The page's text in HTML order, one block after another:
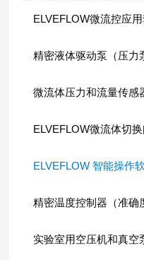
ELVEFLOW微流控应
精密液体驱动泵（压力
微流体压力和流量传感
ELVEFLOW微流体切
ELVEFLOW 智能操作
精密温度控制器（准确
实验室用空压机和真空